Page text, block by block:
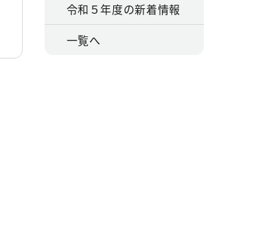
令和５年度の新着情報
一覧へ